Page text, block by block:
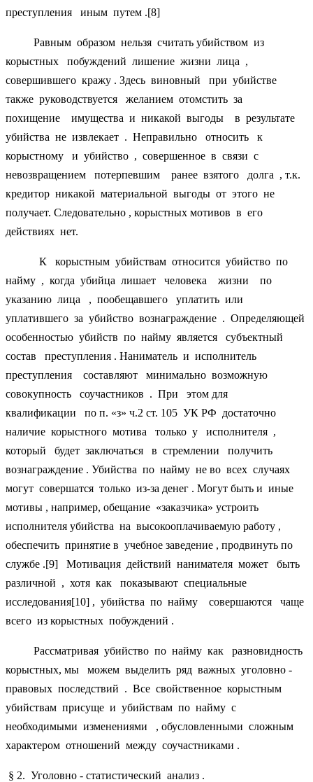
преступления иным путем .[8]
Равным образом нельзя считать убийством из
корыстных побуждений лишение жизни лица ,
совершившего кражу . Здесь виновный при убийстве
также руководствуется желанием отомстить за
похищение имущества и никакой выгоды в результате
убийства не извлекает . Неправильно относить к
корыстному и убийство , совершенное в связи с
невозвращением потерпевшим ранее взятого долга , т.к.
кредитор никакой материальной выгоды от этого не
получает. Следовательно , корыстных мотивов в его
действиях нет.
К корыстным убийствам относится убийство по
найму , когда убийца лишает человека жизни по
указанию лица , пообещавшего уплатить или
уплатившего за убийство вознаграждение . Определяющей
особенностью убийств по найму является субъектный
состав преступления . Наниматель и исполнитель
преступления составляют минимально возможную
совокупность соучастников . При этом для
квалификации по п. «з» ч.2 ст. 105 УК РФ достаточно
наличие корыстного мотива только у исполнителя ,
который будет заключаться в стремлении получить
вознаграждение . Убийства по найму не во всех случаях
могут совершатся только из-за денег . Могут быть и иные
мотивы , например, обещание «заказчика» устроить
исполнителя убийства на высокооплачиваемую работу ,
обеспечить принятие в учебное заведение , продвинуть по
службе .[9] Мотивация действий нанимателя может быть
различной , хотя как показывают специальные
исследования[10] , убийства по найму совершаются чаще
всего из корыстных побуждений .
Рассматривая убийство по найму как разновидность
корыстных, мы можем выделить ряд важных уголовно -
правовых последствий . Все свойственное корыстным
убийствам присуще и убийствам по найму с
необходимыми изменениями , обусловленными сложным
характером отношений между соучастниками .
§ 2. Уголовно - статистический анализ .